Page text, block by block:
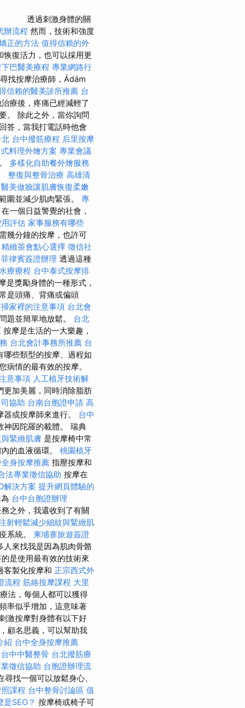
透過刺激身體的關
辦流程 然而，技術和強度
正的方法 值得信賴的外
恢復活力，也可以採用更
巴醫美療程 專業網路行
找按摩治療師，Ádám
信賴的醫美診所推薦 台
療後，疼痛已經減輕了
。 除此之外，當你詢問
答，當我打電話時他會
台中撥筋療程 后里按摩
料理外燴方案 專業會議
多樣化自助餐外燴服務
整復與整骨治療 高雄清
醫美做臉讓肌膚恢復柔嫩
圍並減少肌肉緊張。 專
一個日益警覺的社會，
評估 家事服務有哪些
幾分鐘的按摩，也許可
精緻茶會點心選擇 徵信社
菲律賓簽證辦理 透過這種
療療程 台中泰式按摩排
是獎勵身體的一種形式，
是頭痛、背痛或偏頭
家裡的注意事項 台北會
題並簡單地放鬆。 台北
按摩是生活的一大樂趣，
台北會計事務所推薦 台
哪些類型的按摩、過程如
情的最有效的按摩。
意事項 人工植牙技術解
更加美麗，同時消除脂肪
協助 台南台胞證申請 高
或按摩師來進行。 台中
神因陀羅的載體。 瑞典
緊緻肌膚 是按摩椅中常
的血液循環。 桃園植牙
身按摩推薦 指壓按摩和
法專業徵信協助 按摩在
解決方案 提升網頁體驗的
台中台胞證辦理
之外，我還收到了有關
射輕鬆減少細紋與緊緻肌
系統。 柬埔寨旅遊簽證
人來找我是因為肌肉骨骼
是使用最有效的技術來
客製化按摩和 正宗西式外
流程 筋絡按摩課程 大里
法，每個人都可以獲得
率似乎增加，這意味著
激按摩對身體有以下好
顧名思義，可以幫助我
紹 台中全身按摩推薦
台中中醫整骨 台北撥筋療
徵信協助 台胞證辦理流
尋找一個可以放鬆身心、
課程 台中整骨討論區 值
是SEO？ 按摩椅或椅子可